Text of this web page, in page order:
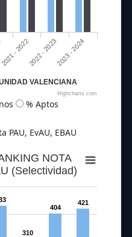
VALENCIANA
2021 - 20222022 - 20232023 - 2024
Highcharts.com
% Aptos
PAU, EvAU, EBAU
NOTA
(Selectividad)
310
404
421